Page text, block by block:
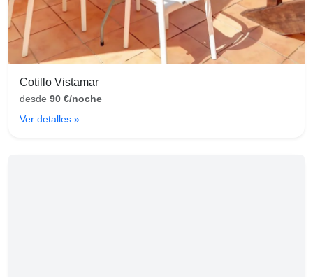
Cotillo Vistamar
desde 90 €/noche
Ver detalles »